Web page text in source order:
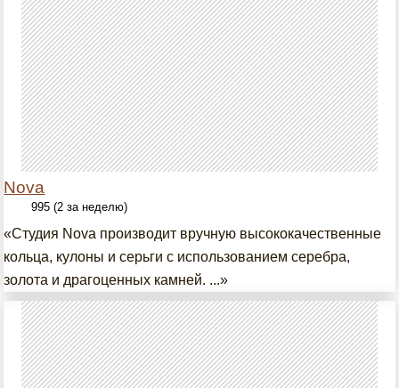
Nova
995 (2 за неделю)
«Студия Nova производит вручную высококачественные
кольца, кулоны и серьги с использованием серебра,
золота и драгоценных камней. ...»